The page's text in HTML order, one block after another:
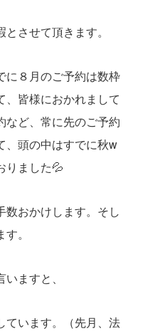
させて頂きます。
に８月のご予約は数枠
、皆様におかれまして
など、常に先のご予約
、頭の中はすでに秋w
りました💦
数おかけします。そし
。
ますと、
ています。（先月、法